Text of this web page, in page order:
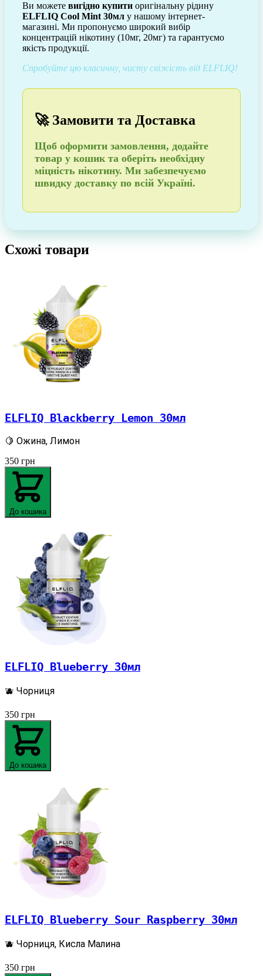
Ви можете вигідно купити оригінальну рідину
ELFLIQ Cool Mint 30мл у нашому інтернет-
магазині. Ми пропонуємо широкий вибір
концентрацій нікотину (10мг, 20мг) та гарантуємо
якість продукції.
Спробуйте цю класичну, чисту свіжість від ELFLIQ!
🚀 Замовити та Доставка
Щоб оформити замовлення, додайте
товар у кошик та оберіть необхідну
міцність нікотину. Ми забезпечуємо
швидку доставку по всій Україні.
Схожі товари
ELFLIQ Blackberry Lemon 30мл
🍋 Ожина, Лимон
350 грн
До кошика
ELFLIQ Blueberry 30мл
🫐 Чорниця
350 грн
До кошика
ELFLIQ Blueberry Sour Raspberry 30мл
🫐 Чорниця, Кисла Малина
350 грн